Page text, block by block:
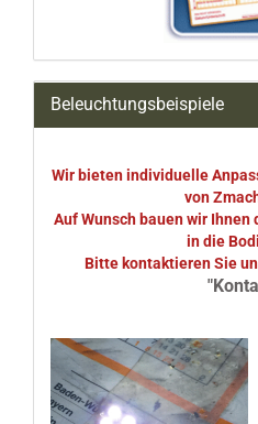
Beleuchtungsbeispiele
Wir bieten individuelle
von
Auf Wunsch bauen wir
in die
Bitte kontaktieren Sie